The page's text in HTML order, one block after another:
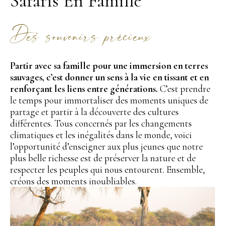
Des souvenirs précieux
Partir avec sa famille pour une immersion en terres
sauvages, c’est donner un sens à la vie en tissant et en
renforçant les liens entre générations. C’est prendre
le temps pour immortaliser des moments uniques de
partage et partir à la découverte des cultures
différentes. Tous concernés par les changements
climatiques et les inégalités dans le monde, voici
l’opportunité d’enseigner aux plus jeunes que notre
plus belle richesse est de préserver la nature et de
respecter les peuples qui nous entourent. Ensemble,
créons des moments inoubliables.